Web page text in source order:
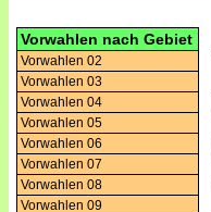
Vorwahlen nach Gebiet
Vorwahlen 02
Vorwahlen 03
Vorwahlen 04
Vorwahlen 05
Vorwahlen 06
Vorwahlen 07
Vorwahlen 08
Vorwahlen 09